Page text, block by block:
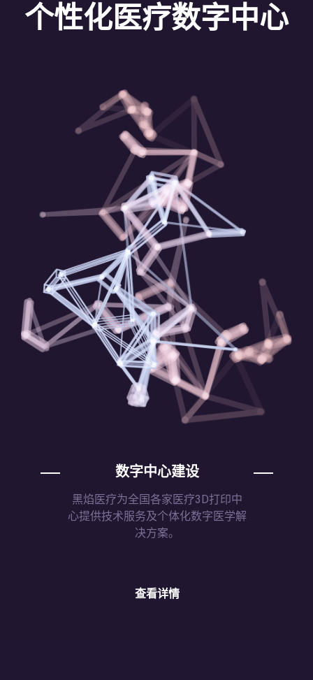
个性化医疗数字中心
数字中心建设
黑焰医疗为全国各家医疗3D打印中
心提供技术服务及个体化数字医学解
决方案。
查看详情